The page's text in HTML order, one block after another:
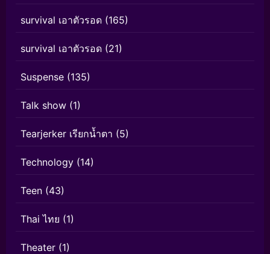
survival เอาตัวรอด (165)
survival เอาตัวรอด (21)
Suspense (135)
Talk show (1)
Tearjerker เรียกน้ำตา (5)
Technology (14)
Teen (43)
Thai ไทย (1)
Theater (1)